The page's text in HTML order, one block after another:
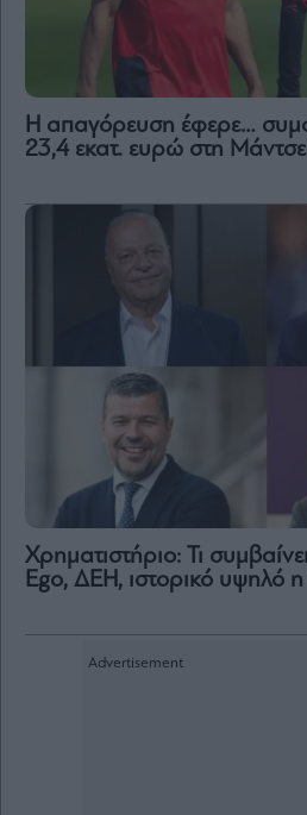
Η απαγόρευση έφερε…
23,4 εκατ. ευρώ στη
Χρηματιστήριο: Τι
Ego, ΔΕΗ, ιστορικό υψηλό